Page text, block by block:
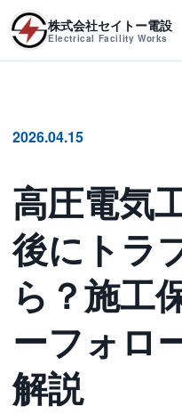
株式会社セイトー電設
Electrical Facility Works
2026.04.15
高圧電気
後にトラ
ら？施工
ーフォロ
解説